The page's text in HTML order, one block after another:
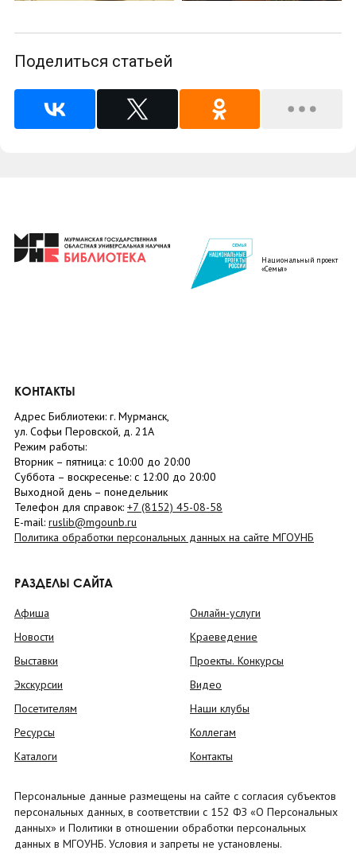
Поделиться статьей
Национальный проект
«Семья»
КОНТАКТЫ
Адрес Библиотеки: г. Мурманск,
ул. Софьи Перовской, д. 21А
Режим работы:
Вторник – пятница: с 10:00 до 20:00
Суббота – воскресенье: c 12:00 до 20:00
Выходной день – понедельник
Телефон для справок: +7 (8152) 45-08-58
E-mail: ruslib@mgounb.ru
Политика обработки персональных данных на сайте МГОУНБ
РАЗДЕЛЫ САЙТА
Афиша
Новости
Выставки
Экскурсии
Посетителям
Ресурсы
Каталоги
Онлайн-услуги
Краеведение
Проекты. Конкурсы
Видео
Наши клубы
Коллегам
Контакты
Персональные данные размещены на сайте с согласия субъектов
персональных данных, в соответствии с 152 ФЗ «О Персональных
данных» и Политики в отношении обработки персональных
данных в МГОУНБ. Условия и запреты не установлены.